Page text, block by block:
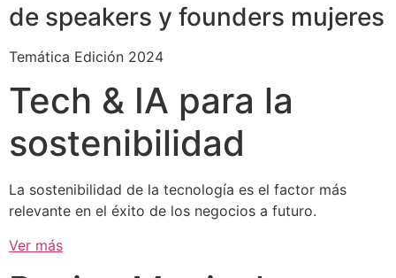
de speakers y founders mujeres
Temática Edición 2024
Tech & IA para la
sostenibilidad
La sostenibilidad de la tecnología es el factor más
relevante en el éxito de los negocios a futuro.
Ver más